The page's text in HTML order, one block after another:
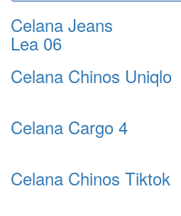
Celana Jeans
Lea 06
Celana Chinos Uniqlo
Celana Cargo 4
Celana Chinos Tiktok